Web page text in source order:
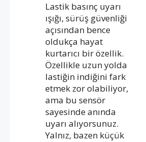
Lastik basınç uyarı
ışığı, sürüş güvenliği
açısından bence
oldukça hayat
kurtarıcı bir özellik.
Özellikle uzun yolda
lastiğin indiğini fark
etmek zor olabiliyor,
ama bu sensör
sayesinde anında
uyarı alıyorsunuz.
Yalnız, bazen küçük